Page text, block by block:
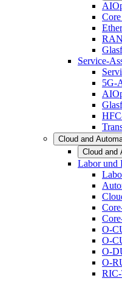
Service-
5G-
Cloud and
Cloud and
Labor und
O-
O-
O-
O-
RIC-